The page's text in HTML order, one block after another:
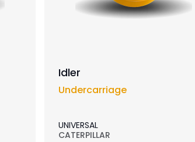
Idler
Undercarriage
UNIVERSAL
CATERPILLAR